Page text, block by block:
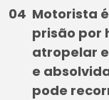
Motorista
prisão por
atropelar
e
pode